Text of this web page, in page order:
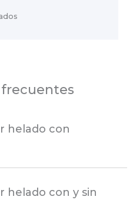
helado con
helado con y sin